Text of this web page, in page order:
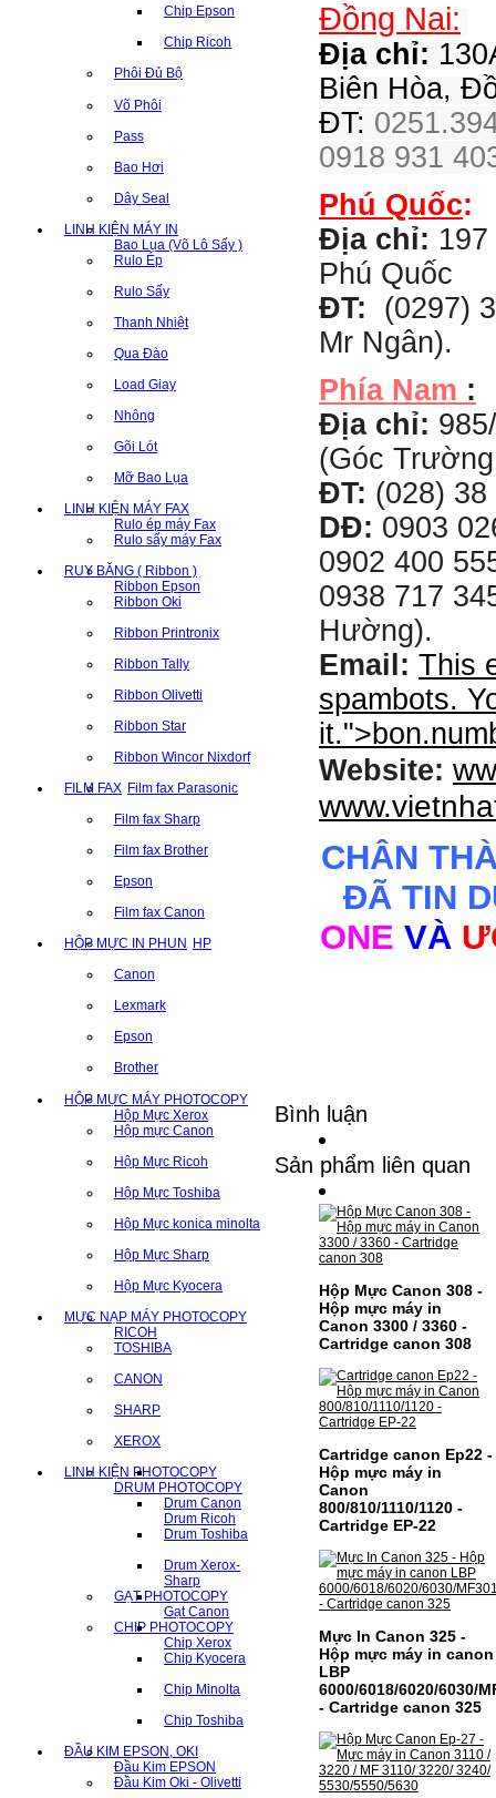
Chip Epson
Chip Ricoh
Phôi Đủ Bộ
Võ Phôi
Pass
Bao Hơi
Dây Seal
LINH KIỆN MÁY IN
Bao Lụa (Võ Lô Sấy )
Rulo Ép
Rulo Sấy
Thanh Nhiệt
Qua Đào
Load Giay
Nhông
Gõi Lót
Mỡ Bao Lụa
LINH KIỆN MÁY FAX
Rulo ép máy Fax
Rulo sấy máy Fax
RUY BĂNG ( Ribbon )
Ribbon Epson
Ribbon Oki
Ribbon Printronix
Ribbon Tally
Ribbon Olivetti
Ribbon Star
Ribbon Wincor Nixdorf
FILM FAX Film fax Parasonic
Film fax Sharp
Film fax Brother
Epson
Film fax Canon
HỘP MỰC IN PHUN HP
Canon
Lexmark
Epson
Brother
HỘP MỰC MÁY PHOTOCOPY
Hộp Mực Xerox
Hộp mực Canon
Hộp Mực Ricoh
Hộp Mực Toshiba
Hộp Mực konica minolta
Hộp Mực Sharp
Hộp Mực Kyocera
MỰC NẠP MÁY PHOTOCOPY
RICOH
TOSHIBA
CANON
SHARP
XEROX
LINH KIỆN PHOTOCOPY
DRUM PHOTOCOPY
Drum Canon
Drum Ricoh
Drum Toshiba
Drum Xerox-
Sharp
GẠT PHOTOCOPY
Gạt Canon
CHIP PHOTOCOPY
Chip Xerox
Chip Kyocera
Chip Minolta
Chip Toshiba
ĐẦU KIM EPSON, OKI
Đầu Kim EPSON
Đầu Kim Oki - Olivetti
Đồng Nai:
Địa chỉ:
Biên Hòa,
ĐT:
0918 931
Phú Quốc:
Địa chỉ:
Phú Quốc
ĐT:
(0297)
Mr Ngân).
Phía Nam :
Địa chỉ:
(Góc
ĐT: (028)
DĐ: 0903
0902 400
0938 717
Hường).
Email: This
spambots.
it.">
Website:
CHÂN
ĐÃ TIN
ONE VÀ
Bình luận
Sản phẩm liên quan
Hộp Mực Canon 308 -
Hộp mực máy in
Canon 3300 / 3360 -
Cartridge canon 308
Cartridge canon Ep22 -
Hộp mực máy in
Canon
800/810/1110/1120 -
Cartridge EP-22
Mực In Canon 325 -
Hộp mực máy in canon
LBP
6000/6018/6020/6030/
- Cartridge canon 325